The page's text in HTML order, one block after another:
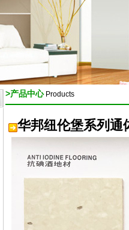
>产品中心Products
华邦纽伦堡系列通